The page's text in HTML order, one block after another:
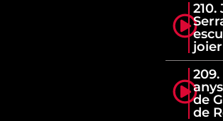
210.
joier
209.
de
de